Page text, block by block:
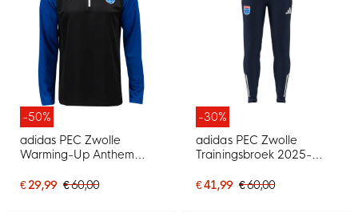
-50%
adidas PEC Zwolle
Warming-Up Anthem
€ 29,99 € 60,00
-30%
adidas PEC Zwolle
Trainingsbroek 2025-
€ 41,99 € 60,00